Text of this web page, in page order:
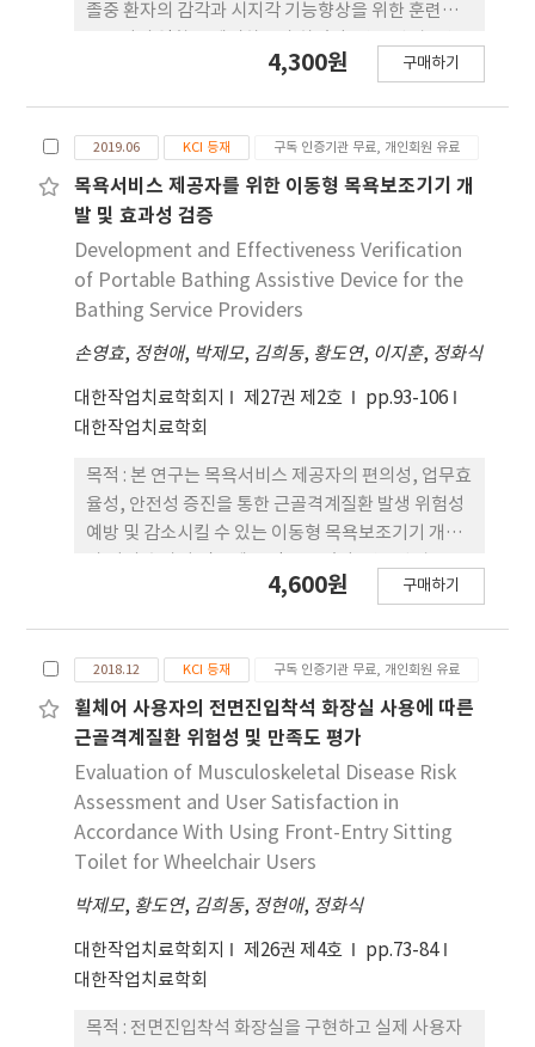
사용성 평가 결과 모든 항목에서 ‘만족한다’이상
의 긍정적인 결과가 나타났다. 결론 : 본 연구결과를
통해 개발한 일어서기 보조기기가 근골격계 위험성이
니라 만족스러운 보조도구로써의 역할의 가능성을 확
인하였다. 추후 고령자뿐만 아니라 일어서기에 어려
움을 겪고 있는 다양한 사람들에게 보조기기를 적용
하고 작업치료의 중재적 적용범위를 보다 확장할 수
있는 계기가 되길 기대한다.
졸중 환자의 감각과 시지각 기능향상을 위한 훈련도
대상자는 광역시 소재 병원에서 작업치료를 받고 있
목적 암맹상자를 활용하였으며, 평가 도구는
Semmes Weinstein Monofilament(SWM),
Two-point Discrimination Test(TD), Modified
Moberg Pickup Test(MPT), MVPT-3와 QUEST
2.0을 사용하였다. 대상자들은 무작위 할당을 통해 실
험군과 대조군으로 분류한 후 초기평가를 실시하였으
며 실험군에게는 다목적 암맹상자 훈련 프로그램을 1
회당 30분간 주 3회를 시행하였다. 대조군은 전통적
인 작업치료를 받도록 하였고 실험군과 대조군 모두 6
주간 훈련 후 재평가를 실시하였다. 결과 : 다목적 암
맹상자 훈련 전·후 실험군과 대조군의 SWM, TD,
MPT 및 MVPT-3 점수 차이는 대조군보다 실험군에
서 유의하게 더 높았다(p<.05). 또한 실험군에서는 다
목적 암맹상자 훈련 시행 후 SWM과 TD 수치의 감
소, MPT 시간의 감소 그리고 MVPT-3 점수는 향상
됨을 보였다. 다목적 암맹상자 활용 후 사용성 평가는
졸중 환자의 감각과 시지각 기능에 긍정적인 영향을
미친다는 점을 알 수 있었고, 향후 훈련도구뿐만 아니
라 평가도구로서도 활용할 수 있을 것을 기대한다.
4,300원 구매하기
2019.06 KCI 등재 구독 인증기관 무료, 개인회원 유료
목욕서비스 제공자를 위한 이동형 목욕보조기기 개
발 및 효과성 검증
Development and Effectiveness Verification
of Portable Bathing Assistive Device for the
Bathing Service Providers
손영효, 정현애, 박제모, 김희동, 황도연, 이지훈, 정화식
대한작업치료학회지 제27권 제2호
pp.93-106
대한작업치료학회
목적 : 본 연구는 목욕서비스 제공자의 편의성, 업무효
율성, 안전성 증진을 통한 근골격계질환 발생 위험성
예방 및 감소시킬 수 있는 이동형 목욕보조기기 개발
욕서비스 제공자는 광역시 소재 요양병원에서 근무하
을 거쳐 개발한 이동형 목욕보조기기 프로토타입을
사용하였다. 사전평가로 Rapid Entire Body
Assessment(REBA), Visual Analogue
Scale(VAS)를 하였으며, 사후평가로 REBA, VAS,
Korean version of Quebec User Evaluation of
Satisfaction Assistive Technology(K-QUEST
2.0), 사용자의 주관적 의견을 설문조사하였다. 사용
하였으며, 상관관계를 알아보기 위해 pearson 상 관
위해 ANOVA를 실시하였다. 결과 : 이동형 목욕보조
기기 프로토타입을 사용 후 평가결과, 2가지 자세(목
욕용품 사용, 샤워기 사용)에서 측정되었던 REBA 조
4,600원 구매하기
2018.12 KCI 등재 구독 인증기관 무료, 개인회원 유료
휠체어 사용자의 전면진입착석 화장실 사용에 따른
근골격계질환 위험성 및 만족도 평가
Evaluation of Musculoskeletal Disease Risk
Assessment and User Satisfaction in
Accordance With Using Front-Entry Sitting
Toilet for Wheelchair Users
박제모, 황도연, 김희동, 정현애, 정화식
대한작업치료학회지 제26권 제4호
pp.73-84
대한작업치료학회
목적 : 전면진입착석 화장실을 구현하고 실제 사용자